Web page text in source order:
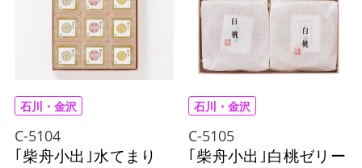
石川・金沢
C-5104
｢柴舟小出｣水てまり
石川・金沢
C-5105
｢柴舟小出｣白桃ゼリー